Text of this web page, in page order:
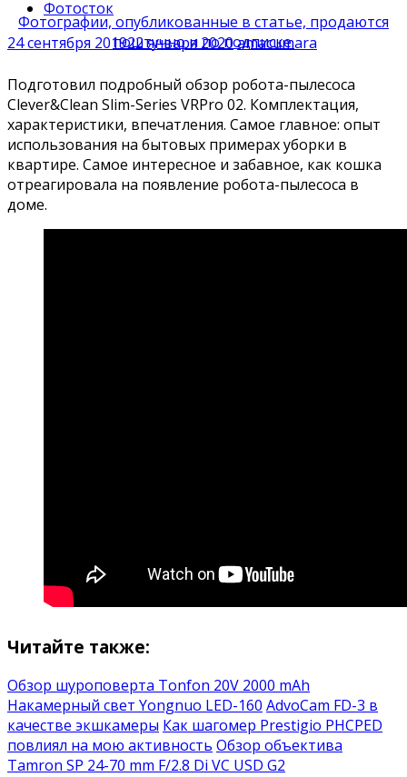
Фотосток
24 сентября 201922 января 2020amacumara
Фотографии, опубликованные в статье, продаются
поштучно и по подписке.
Подготовил подробный обзор робота-пылесоса
Clever&Clean Slim-Series VRPro 02. Комплектация,
характеристики, впечатления. Самое главное: опыт
использования на бытовых примерах уборки в
квартире. Самое интересное и забавное, как кошка
отреагировала на появление робота-пылесоса в
доме.
Читайте также:
Обзор шуроповерта Tonfon 20V 2000 mAh
Накамерный свет Yongnuo LED-160 AdvoCam FD-3 в
качестве экшкамеры Как шагомер Prestigio PHCPED
повлиял на мою активность Обзор объектива
Tamron SP 24-70 mm F/2.8 Di VC USD G2